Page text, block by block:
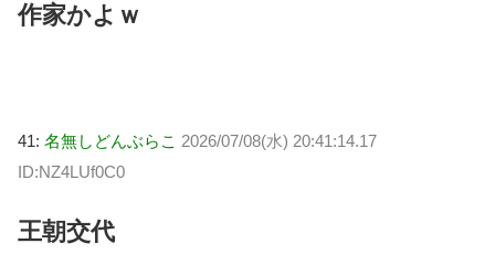
作家かよｗ
41: 名無しどんぶらこ 2026/07/08(水) 20:41:14.17
ID:NZ4LUf0C0
王朝交代